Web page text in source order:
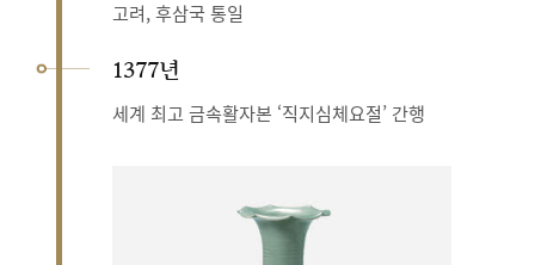
고려, 후삼국 통일
1377년
세계 최고 금속활자본 ‘직지심체요절’ 간행